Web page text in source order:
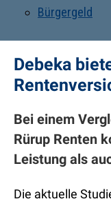
Bürgergeld
Debeka
Bei einem
Rürup Renten
Leistung als
Die aktuelle